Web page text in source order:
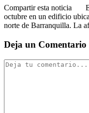
Compartir esta noticia El
octubre en un edificio
norte de Barranquilla. La
Deja un Comentario